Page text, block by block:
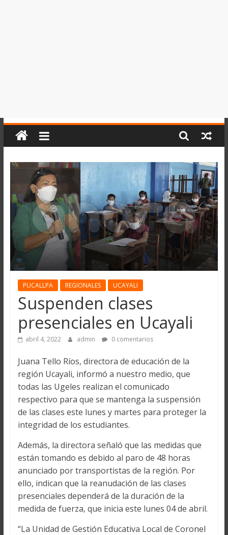
PUCALLPA REGIONALES UCAYALI
Suspenden clases
presenciales en Ucayali
abril 4, 2022 admin 0 comentarios
Juana Tello Ríos, directora de educación de la
región Ucayali, informó a nuestro medio, que
todas las Ugeles realizan el comunicado
respectivo para que se mantenga la suspensión
de las clases este lunes y martes para proteger la
integridad de los estudiantes.
Además, la directora señaló que las medidas que
están tomando es debido al paro de 48 horas
anunciado por transportistas de la región. Por
ello, indican que la reanudación de las clases
presenciales dependerá de la duración de la
medida de fuerza, que inicia este lunes 04 de abril.
“La Unidad de Gestión Educativa Local de Coronel